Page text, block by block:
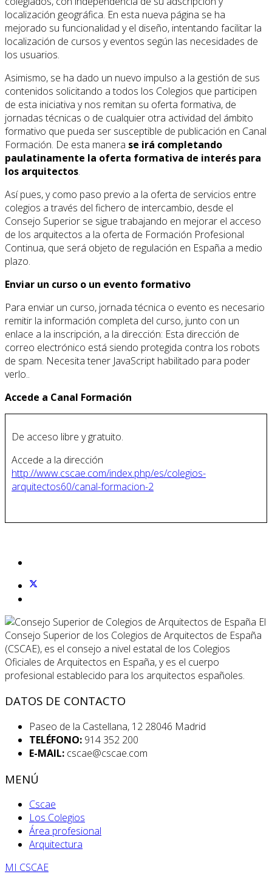
localización geográfica. En esta nueva página se ha
mejorado su funcionalidad y el diseño, intentando facilitar la
localización de cursos y eventos según las necesidades de
los usuarios.
Asimismo, se ha dado un nuevo impulso a la gestión de sus
contenidos solicitando a todos los Colegios que participen
de esta iniciativa y nos remitan su oferta formativa, de
jornadas técnicas o de cualquier otra actividad del ámbito
formativo que pueda ser susceptible de publicación en Canal
Formación. De esta manera se irá completando
paulatinamente la oferta formativa de interés para
los arquitectos.
Así pues, y como paso previo a la oferta de servicios entre
colegios a través del fichero de intercambio, desde el
Consejo Superior se sigue trabajando en mejorar el acceso
de los arquitectos a la oferta de Formación Profesional
Continua, que será objeto de regulación en España a medio
plazo.
Enviar un curso o un evento formativo
Para enviar un curso, jornada técnica o evento es necesario
remitir la información completa del curso, junto con un
enlace a la inscripción, a la dirección: Esta dirección de
correo electrónico está siendo protegida contra los robots
de spam. Necesita tener JavaScript habilitado para poder
verlo..
Accede a Canal Formación
De acceso libre y gratuito.
Accede a la dirección
http://www.cscae.com/index.php/es/colegios-
arquitectos60/canal-formacion-2
El
Consejo Superior de los Colegios de Arquitectos de España
(CSCAE), es el consejo a nivel estatal de los Colegios
Oficiales de Arquitectos en España, y es el cuerpo
profesional establecido para los arquitectos españoles.
DATOS DE CONTACTO
Paseo de la Castellana, 12 28046 Madrid
TELÉFONO: 914 352 200
E-MAIL: cscae@cscae.com
MENÚ
Cscae
Los Colegios
Área profesional
Arquitectura
MI CSCAE